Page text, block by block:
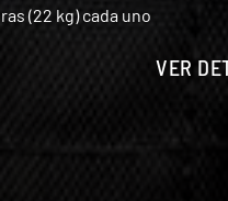
(22 kg) cada uno
VER